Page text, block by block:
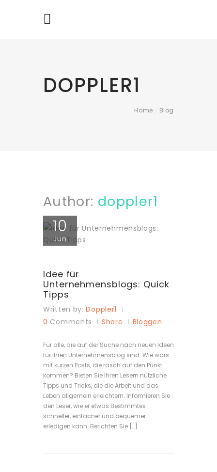
DOPPLER1
Home Blog
Author: doppler1
10
Jun
Idee für
Unternehmensblogs: Quick
Tipps
Written by:Doppler1
0 Comments Share Bloggen
Für alle, die auf der Suche nach neuen Ideen
für ihren Unternehmensblog sind: Wie wärs
mit kurzen Posts, die rasch auf den Punkt
kommen? Bieten Sie Ihren Lesern nützliche
Tipps und Tricks, die die Arbeit und das
Leben allgemein erleichtern. Informieren Sie
den Leser, wie er etwas Bestimmtes
schneller, einfacher und bequemer
erledigen kann. Berichten Sie […]